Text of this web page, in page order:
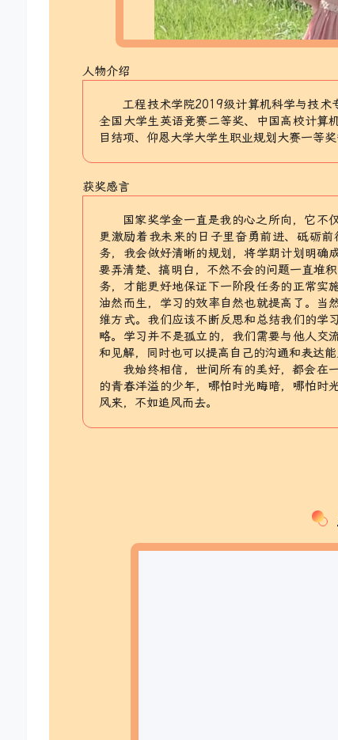
人物介绍
工程技术学院2019级计算机科学与技术
全国大学生英语竞赛二等奖、中国高校计算
目结项、仰恩大学大学生职业规划大赛一等奖
获奖感言
国家奖学金一直是我的心之所向，它不
更激励着我未来的日子里奋勇前进、砥砺
务，我会做好清晰的规划，将学期计划明确
要弄清楚、搞明白，不然不会的问题一直堆
务，才能更好地保证下一阶段任务的正常实
油然而生，学习的效率自然也就提高了。当
维方式。我们应该不断反思和总结我们的学
略。学习并不是孤立的，我们需要与他人交
和见解，同时也可以提高自己的沟通和表达能
我始终相信，世间所有的美好，都会在
的青春洋溢的少年，哪怕时光晦暗，哪怕时
风来，不如追风而去。